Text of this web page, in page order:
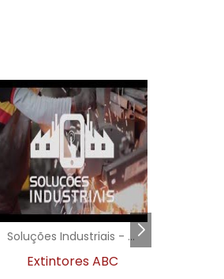
Soluções Industriais - AC
Extintores ABC